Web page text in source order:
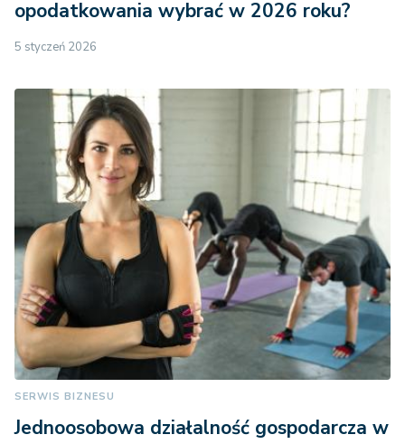
opodatkowania wybrać w 2026 roku?
5 styczeń 2026
SERWIS BIZNESU
Jednoosobowa działalność gospodarcza w